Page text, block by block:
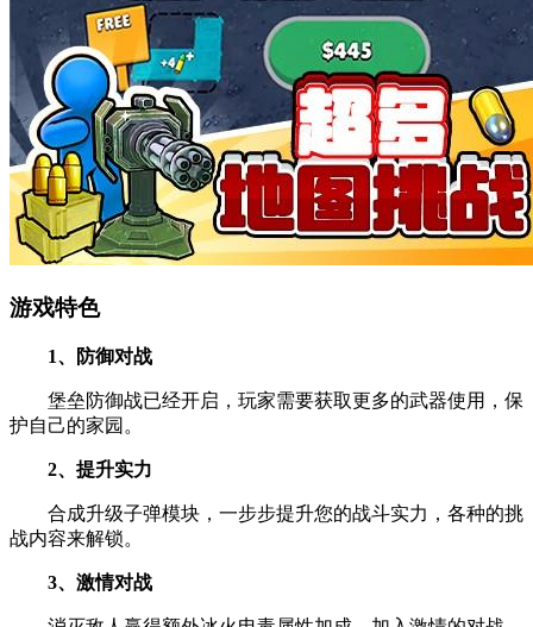
游戏特色
1、防御对战
堡垒防御战已经开启，玩家需要获取更多的武器使用，保
护自己的家园。
2、提升实力
合成升级子弹模块，一步步提升您的战斗实力，各种的挑
战内容来解锁。
3、激情对战